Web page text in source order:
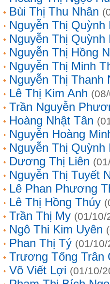
Bùi Thị Thu Nhân
Nguyễn Thị Quỳnh
Nguyễn Thị Quỳnh
Nguyễn Thị Hồng
Nguyễn Thị Minh
Nguyễn Thị Thanh
Lê Thị Kim Anh
Trần Nguyễn
Hoàng Nhật Tân
Nguyễn Hoàng
Nguyễn Thị Quỳnh
Dương Thị Liên
Nguyễn Thị Tuyết
Lê Phan Phương
Lê Thị Hồng Thúy
Trần Thị My (01/10/
Ngô Thi Kim Uyên
Phan Thị Tý (01/
Trương Tống Trân
Võ Viết Lợi (01/10/